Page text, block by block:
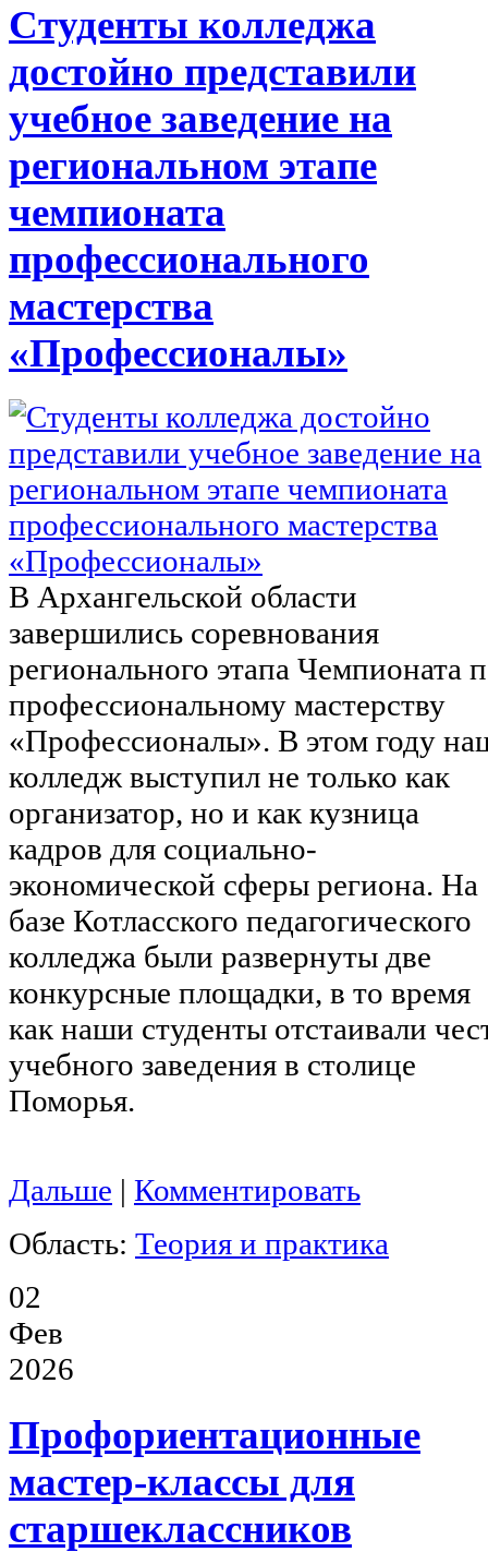
Студенты колледжа
достойно представили
учебное заведение на
региональном этапе
чемпионата
профессионального
мастерства
«Профессионалы»
В Архангельской области
завершились соревнования
регионального этапа Чемпионата
профессиональному мастерству
«Профессионалы». В этом году
колледж выступил не только как
организатор, но и как кузница
кадров для социально-
экономической сферы региона. На
базе Котласского педагогического
колледжа были развернуты две
конкурсные площадки, в то время
как наши студенты отстаивали
учебного заведения в столице
Поморья.
Дальше | Комментировать
Область: Теория и практика
02
Фев
2026
Профориентационные
мастер-классы для
старшеклассников